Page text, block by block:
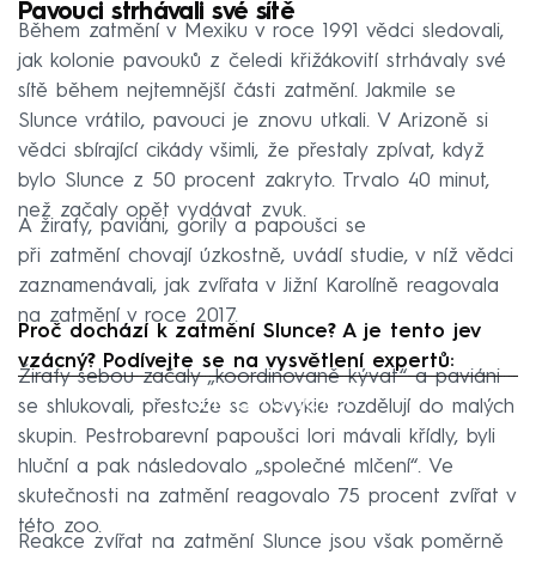
Pavouci strhávali své sítě
Během zatmění v Mexiku v roce 1991 vědci sledovali,
jak kolonie pavouků z čeledi křižákovití strhávaly své
sítě během nejtemnější části zatmění. Jakmile se
Slunce vrátilo, pavouci je znovu utkali. V Arizoně si
vědci sbírající cikády všimli, že přestaly zpívat, když
bylo Slunce z 50 procent zakryto. Trvalo 40 minut,
než začaly opět vydávat zvuk.
A žirafy, paviáni, gorily a papoušci se
při zatmění chovají úzkostně, uvádí studie, v níž vědci
zaznamenávali, jak zvířata v Jižní Karolíně reagovala
na zatmění v roce 2017.
Proč dochází k zatmění Slunce? A je tento jev
vzácný? Podívejte se na vysvětlení expertů:
Failed to fetch
Žirafy sebou začaly „koordinovaně kývat“ a paviáni
se shlukovali, přestože se obvykle rozdělují do malých
skupin. Pestrobarevní papoušci lori mávali křídly, byli
hluční a pak následovalo „společné mlčení“. Ve
skutečnosti na zatmění reagovalo 75 procent zvířat v
této zoo.
Reakce zvířat na zatmění Slunce jsou však poměrně